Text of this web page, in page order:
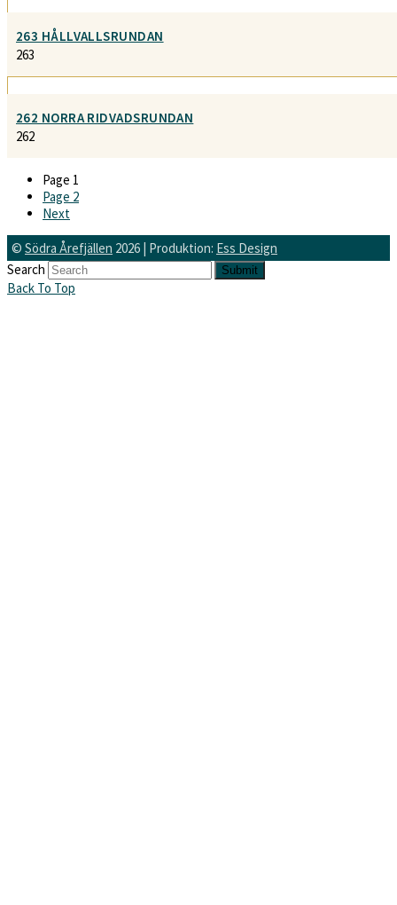
263 HÅLLVALLSRUNDAN
263
262 NORRA RIDVADSRUNDAN
262
Page 1
Page 2
Next
© Södra Årefjällen 2026 | Produktion: Ess Design
Search
Submit
Back To Top